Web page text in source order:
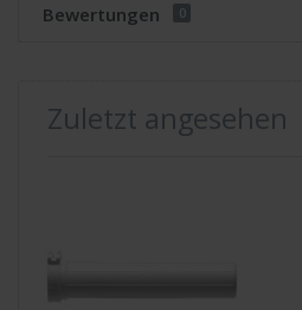
Bewertungen 0
Zuletzt angesehen